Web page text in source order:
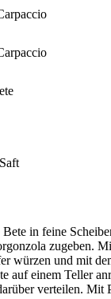
in feine
zugeben.
würzen und mit
auf einem Teller
verteilen. Mit